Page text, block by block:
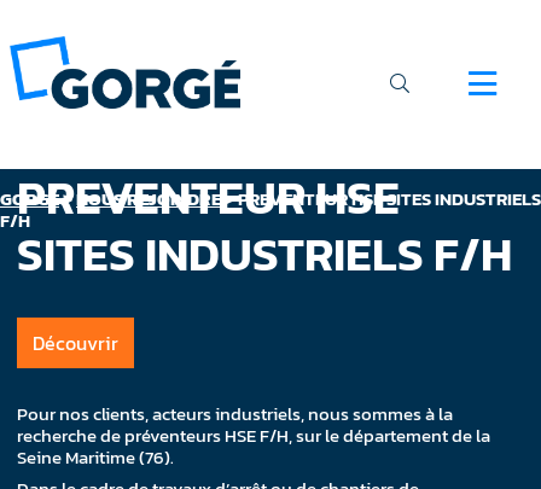
GORGÉ>NOUS REJOINDRE >PREVENTEUR HSE SITES INDUSTRIELS
F/HPREVENTEUR HSE
SITES INDUSTRIELS F/H
Découvrir
Pour nos clients, acteurs industriels, nous sommes à la
recherche de préventeurs HSE F/H, sur le département de la
Seine Maritime (76).